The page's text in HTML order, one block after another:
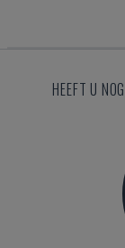
HEEFT U